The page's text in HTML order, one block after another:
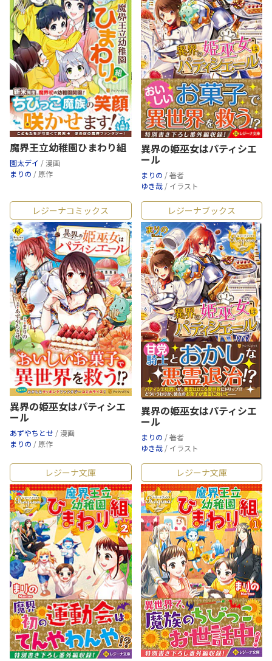
魔界王立幼稚園ひまわり組
園太デイ / 漫画
まりの / 原作
異界の姫巫女はパティシエ
ール
まりの / 著者
ゆき哉 / イラスト
レジーナコミックス
異界の姫巫女はパティシエ
ール
あずやちとせ / 漫画
まりの / 原作
レジーナブックス
異界の姫巫女はパティシエ
ール
まりの / 著者
ゆき哉 / イラスト
レジーナ文庫 レジーナ文庫